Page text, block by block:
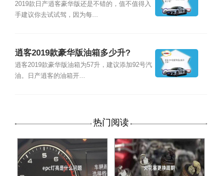
2019款日产逍客豪华版还是不错的，值不值得入
手建议你去试试驾，因为每...
逍客2019款豪华版油箱多少升?
逍客2019款豪华版油箱为57升，建议添加92号汽
油。日产逍客的油箱开...
热门阅读